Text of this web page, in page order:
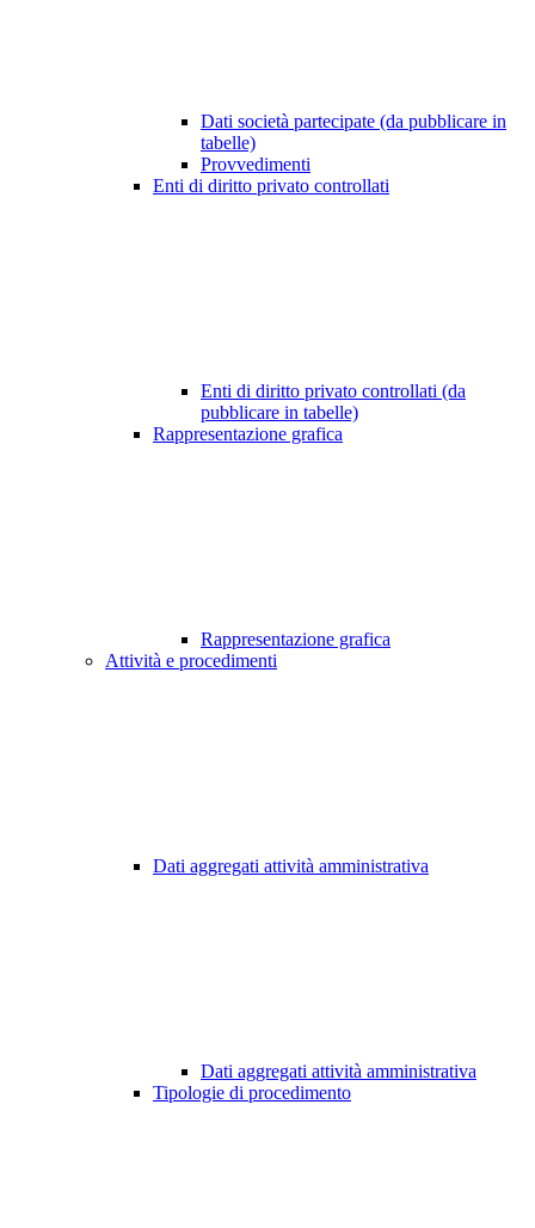
Dati società partecipate (da pubblicare in
tabelle)
Provvedimenti
Enti di diritto privato controllati
Enti di diritto privato controllati (da
pubblicare in tabelle)
Rappresentazione grafica
Rappresentazione grafica
Attività e procedimenti
Dati aggregati attività amministrativa
Dati aggregati attività amministrativa
Tipologie di procedimento